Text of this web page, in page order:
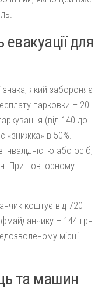
для
який забороняє
парковки – 20-
(від 140 до
«знижка» в 50%.
інвалідністю або осіб,
При повторному
коштує від 720
– 144 грн
місці
та машин